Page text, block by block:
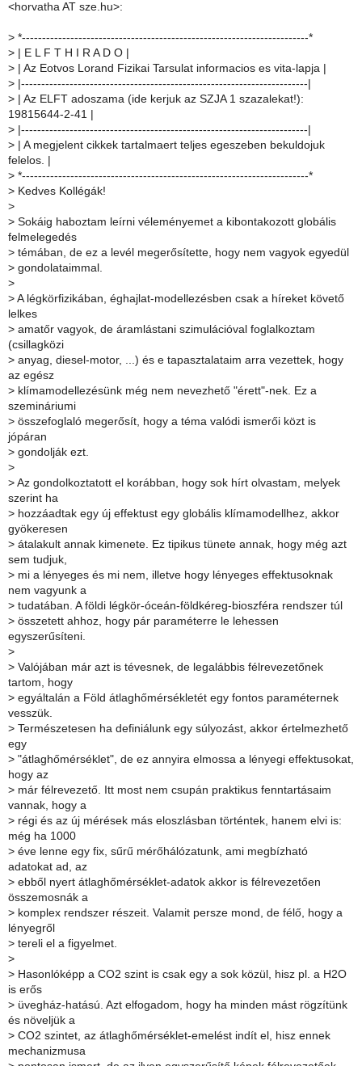
<horvatha AT sze.hu>:
> *-----------------------------------------------------------------------*
> | E L F T H I R A D O |
> | Az Eotvos Lorand Fizikai Tarsulat informacios es vita-lapja |
> |-----------------------------------------------------------------------|
> | Az ELFT adoszama (ide kerjuk az SZJA 1 szazalekat!):
19815644-2-41 |
> |-----------------------------------------------------------------------|
> | A megjelent cikkek tartalmaert teljes egeszeben bekuldojuk
felelos. |
> *-----------------------------------------------------------------------*
> Kedves Kollégák!
>
> Sokáig haboztam leírni véleményemet a kibontakozott globális
felmelegedés
> témában, de ez a levél megerősítette, hogy nem vagyok egyedül
> gondolataimmal.
>
> A légkörfizikában, éghajlat-modellezésben csak a híreket követő
lelkes
> amatőr vagyok, de áramlástani szimulációval foglalkoztam
(csillagközi
> anyag, diesel-motor, ...) és e tapasztalataim arra vezettek, hogy
az egész
> klímamodellezésünk még nem nevezhető "érett"-nek. Ez a
szemináriumi
> összefoglaló megerősít, hogy a téma valódi ismerői közt is
jópáran
> gondolják ezt.
>
> Az gondolkoztatott el korábban, hogy sok hírt olvastam, melyek
szerint ha
> hozzáadtak egy új effektust egy globális klímamodellhez, akkor
gyökeresen
> átalakult annak kimenete. Ez tipikus tünete annak, hogy még azt
sem tudjuk,
> mi a lényeges és mi nem, illetve hogy lényeges effektusoknak
nem vagyunk a
> tudatában. A földi légkör-óceán-földkéreg-bioszféra rendszer túl
> összetett ahhoz, hogy pár paraméterre le lehessen
egyszerűsíteni.
>
> Valójában már azt is tévesnek, de legalábbis félrevezetőnek
tartom, hogy
> egyáltalán a Föld átlaghőmérsékletét egy fontos paraméternek
vesszük.
> Természetesen ha definiálunk egy súlyozást, akkor értelmezhető
egy
> "átlaghőmérséklet", de ez annyira elmossa a lényegi effektusokat,
hogy az
> már félrevezető. Itt most nem csupán praktikus fenntartásaim
vannak, hogy a
> régi és az új mérések más eloszlásban történtek, hanem elvi is:
még ha 1000
> éve lenne egy fix, sűrű mérőhálózatunk, ami megbízható
adatokat ad, az
> ebből nyert átlaghőmérséklet-adatok akkor is félrevezetően
összemosnák a
> komplex rendszer részeit. Valamit persze mond, de félő, hogy a
lényegről
> tereli el a figyelmet.
>
> Hasonlóképp a CO2 szint is csak egy a sok közül, hisz pl. a H2O
is erős
> üvegház-hatású. Azt elfogadom, hogy ha minden mást rögzítünk
és növeljük a
> CO2 szintet, az átlaghőmérséklet-emelést indít el, hisz ennek
mechanizmusa